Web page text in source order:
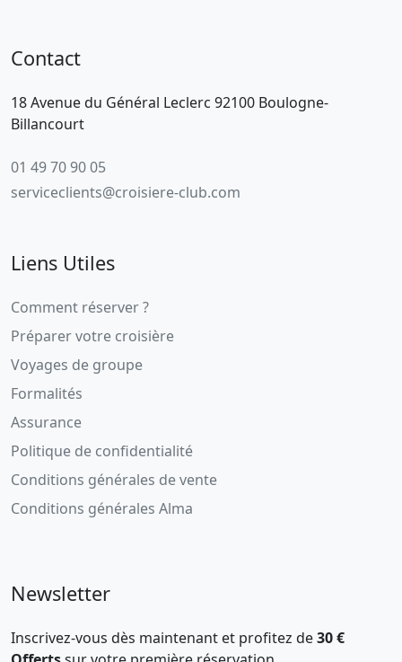
Contact
18 Avenue du Général Leclerc 92100 Boulogne-
Billancourt
01 49 70 90 05
serviceclients@croisiere-club.com
Liens Utiles
Comment réserver ?
Préparer votre croisière
Voyages de groupe
Formalités
Assurance
Politique de confidentialité
Conditions générales de vente
Conditions générales Alma
Newsletter
Inscrivez-vous dès maintenant et profitez de30 €